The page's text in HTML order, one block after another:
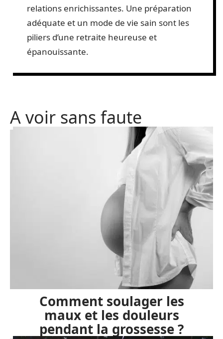
relations enrichissantes. Une préparation
adéquate et un mode de vie sain sont les
piliers d’une retraite heureuse et
épanouissante.
A voir sans faute
Comment soulager les
maux et les douleurs
pendant la grossesse ?